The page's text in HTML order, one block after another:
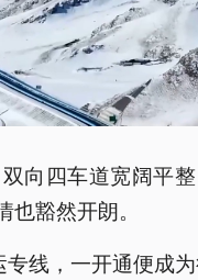
向四车道宽阔平整
豁然开朗。
专线，一开通便成